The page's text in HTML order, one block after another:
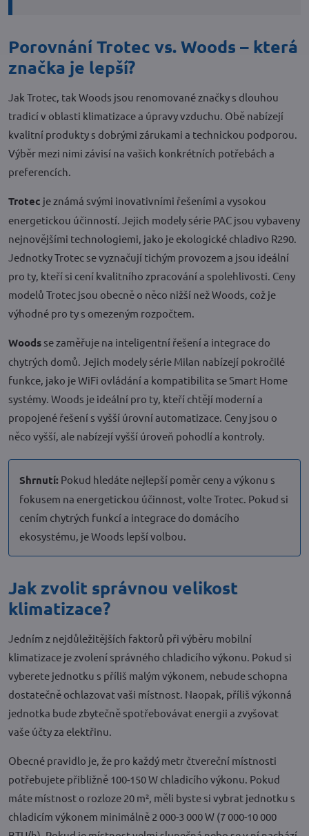
Porovnání Trotec vs. Woods – která
značka je lepší?
Jak Trotec, tak Woods jsou renomované značky s dlouhou
tradicí v oblasti klimatizace a úpravy vzduchu. Obě nabízejí
kvalitní produkty s dobrými zárukami a technickou podporou.
Výběr mezi nimi závisí na vašich konkrétních potřebách a
preferencích.
Trotec je známá svými inovativními řešeními a vysokou
energetickou účinností. Jejich modely série PAC jsou vybaveny
nejnovějšími technologiemi, jako je ekologické chladivo R290.
Jednotky Trotec se vyznačují tichým provozem a jsou ideální
pro ty, kteří si cení kvalitního zpracování a spolehlivosti. Ceny
modelů Trotec jsou obecně o něco nižší než Woods, což je
výhodné pro ty s omezeným rozpočtem.
Woods se zaměřuje na inteligentní řešení a integrace do
chytrých domů. Jejich modely série Milan nabízejí pokročilé
funkce, jako je WiFi ovládání a kompatibilita se Smart Home
systémy. Woods je ideální pro ty, kteří chtějí moderní a
propojené řešení s vyšší úrovní automatizace. Ceny jsou o
něco vyšší, ale nabízejí vyšší úroveň pohodlí a kontroly.
Shrnutí: Pokud hledáte nejlepší poměr ceny a výkonu s
fokusem na energetickou účinnost, volte Trotec. Pokud si
cením chytrých funkcí a integrace do domácího
ekosystému, je Woods lepší volbou.
Jak zvolit správnou velikost
klimatizace?
Jedním z nejdůležitějších faktorů při výběru mobilní
klimatizace je zvolení správného chladicího výkonu. Pokud si
vyberete jednotku s příliš malým výkonem, nebude schopna
dostatečně ochlazovat vaši místnost. Naopak, příliš výkonná
jednotka bude zbytečně spotřebovávat energii a zvyšovat
vaše účty za elektřinu.
Obecné pravidlo je, že pro každý metr čtvereční místnosti
potřebujete přibližně 100-150 W chladicího výkonu. Pokud
máte místnost o rozloze 20 m², měli byste si vybrat jednotku s
chladicím výkonem minimálně 2 000-3 000 W (7 000-10 000